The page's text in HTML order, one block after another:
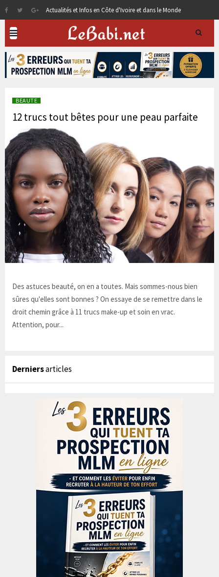
Actualités et Infos en Côte d'Ivoire et dans le Monde
BEAUTE
12 trucs tout bêtes pour une peau parfaite
Des astuces beauté, on en a toutes. Mais sommes-nous bien
sûres qu'elles sont bonnes ? On essaye de se remettre dans le
droit chemin grâce à 11 trucs make-up et soin en vrac.
Attention, pour...
Derniersarticles